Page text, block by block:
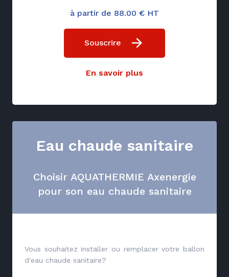
à partir de 88.00 € HT
Souscrire
En savoir plus
Eau chaude sanitaire
Choisir AQUATHERMIE Axenergie
pour son eau chaude sanitaire
Vous souhaitez installer ou remplacer votre ballon
d'eau chaude sanitaire?